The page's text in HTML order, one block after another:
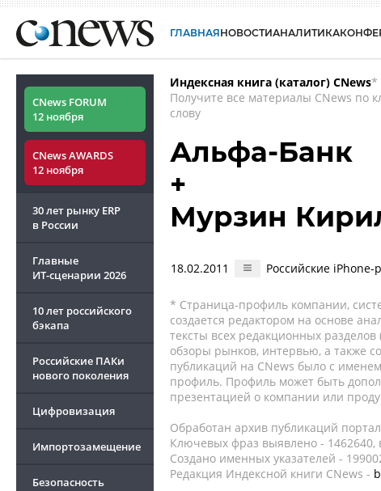
ГЛАВНАЯНОВОСТИАНАЛИТИКА
CNews FORUM
12 ноября
CNews AWARDS
12 ноября
30 лет рынку ERP
в России
Главные
ИТ-сценарии 2026
10 лет российского
бэкапа
Российские ПАКи
нового поколения
Цифровизация
Импортозамещение
Безопасность
Индексная книга (каталог) CNews*
Получите все материалы CNews по
слову
Альфа-Банк
+
Мурзин
18.02.2011 Российские
* Страница-профиль компании,
создается редактором на основе
тексты всех редакционных разделов
обзоры рынков, интервью, а также
публикаций на CNews было с
профиль. Профиль может быть
презентацией о компании или
Обработан архив публикаций
Ключевых фраз выявлено - 1462640,
Создано именных указателей -
Редакция Индексной книги CNews -